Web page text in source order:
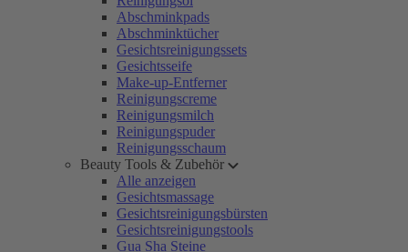
Abschminkpads
Abschminktücher
Gesichtsreinigungssets
Gesichtsseife
Make-up-Entferner
Reinigungscreme
Reinigungsmilch
Reinigungspuder
Reinigungsschaum
Beauty Tools & Zubehör
Alle anzeigen
Gesichtsmassage
Gesichtsreinigungsbürsten
Gesichtsreinigungstools
Gua Sha Steine